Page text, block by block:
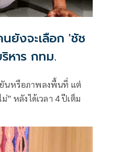
นยังจะเลือก 'ชัช
หาร กทม.
ยันหรือภาพลงพื้นที่ แต่
” หลังได้เวลา 4 ปีเต็ม